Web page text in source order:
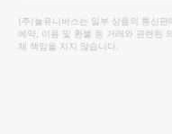
(주)놀유니버스는 일부 상품의 통신
예약, 이용 및 환불 등 거래와 관련된
체 책임을 지지 않습니다.